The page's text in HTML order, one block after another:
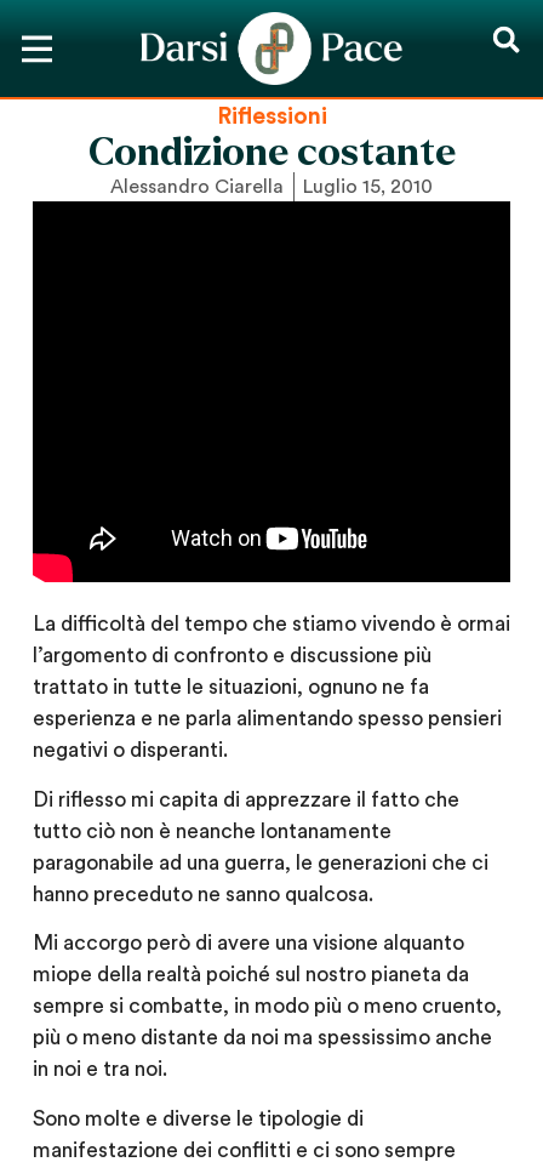
Riflessioni
Condizione costante
Alessandro Ciarella Luglio 15, 2010
La difficoltà del tempo che stiamo vivendo è ormai
l’argomento di confronto e discussione più
trattato in tutte le situazioni, ognuno ne fa
esperienza e ne parla alimentando spesso pensieri
negativi o disperanti.
Di riflesso mi capita di apprezzare il fatto che
tutto ciò non è neanche lontanamente
paragonabile ad una guerra, le generazioni che ci
hanno preceduto ne sanno qualcosa.
Mi accorgo però di avere una visione alquanto
miope della realtà poiché sul nostro pianeta da
sempre si combatte, in modo più o meno cruento,
più o meno distante da noi ma spessissimo anche
in noi e tra noi.
Sono molte e diverse le tipologie di
manifestazione dei conflitti e ci sono sempre